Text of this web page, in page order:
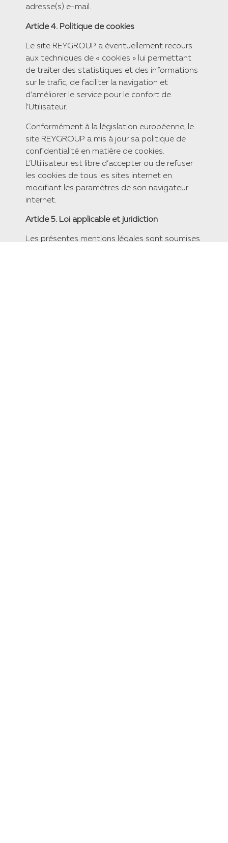
adresse(s) e-mail.
​Article 4. Politique de cookies
​Le site REYGROUP a éventuellement recours
aux techniques de « cookies » lui permettant
de traiter des statistiques et des informations
sur le trafic, de faciliter la navigation et
d’améliorer le service pour le confort de
l’Utilisateur.
​Conformément à la législation européenne, le
site REYGROUP a mis à jour sa politique de
confidentialité en matière de cookies.
L’Utilisateur est libre d’accepter ou de refuser
les cookies de tous les sites internet en
modifiant les paramètres de son navigateur
internet.
​Article 5. Loi applicable et juridiction
​Les présentes mentions légales sont soumises